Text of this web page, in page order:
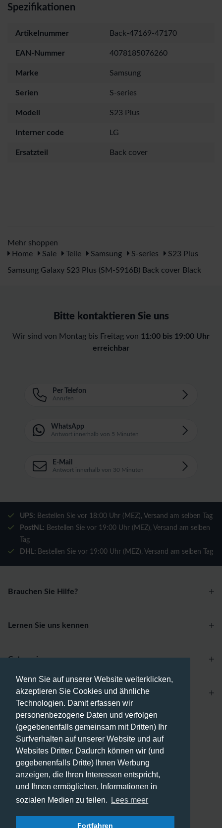
Wenn Sie auf unserer Website weiterklicken,
akzeptieren Sie Cookies und ähnliche
Technologien. Damit erfassen wir
personenbezogene Daten und verfolgen
(gegebenenfalls gemeinsam mit Dritten) Ihr
Surfverhalten auf unserer Website und auf
Websites Dritter. Dadurch können wir (und
gegebenenfalls Dritte) Ihnen Werbung
anzeigen, die Ihren Interessen entspricht,
und Ihnen ermöglichen, Informationen in
sozialen Medien zu teilen.
Lees meer
Fortfahren
Spezifikationen
Artikelnummer Back-47169-47170
EAN-Nummer 4078185076260
Marke Samsung
Serien S-series
Modell S23 Plus
Interner code LG
Ersatzteil Back cover
Mehr shoppen
Home
Sale Teile Samsung S-series S23 Plus
Samsung Galaxy S23 Plus (SM-S916B) Back cover Black
Bitte kontaktieren Sie uns
Wir sind von Montag bis Freitag von 11:00 bis 19:00 Uhr
erreichbar
Per Telefon
Anrufen
WhatsApp
Antwort innerhalb von 5 Minuten
E-Mail
Antwort innerhalb von 30 Minuten
UPS: Bestellen Sie vor 18:00 Uhr (MEZ), Versand am selben Tag
PostNL: Bestellen Sie vor 19:00 Uhr (MEZ), Versand am selben
Tag
DHL: Bestellen Sie vor 19:00 Uhr (MEZ), Versand am selben Tag
Brauchen Sie Hilfe?
Lernen Sie uns kennen
Zahlungsmethoden
Versandmethoden
Categories
Account